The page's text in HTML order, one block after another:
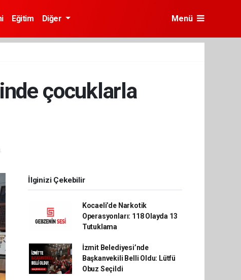
Eğitim Diğer Menü
çocuklarla
İlginizi Çekebilir
Kocaeli’de Narkotik
Operasyonları: 118 Olayda 13
Tutuklama
İzmit Belediyesi’nde
Başkanvekili Belli Oldu: Lütfü
Obuz Seçildi